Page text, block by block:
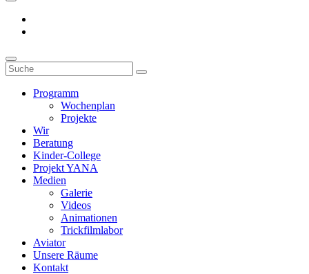
Programm
Wochenplan
Projekte
Wir
Beratung
Kinder-College
Projekt YANA
Medien
Galerie
Videos
Animationen
Trickfilmlabor
Aviator
Unsere Räume
Kontakt